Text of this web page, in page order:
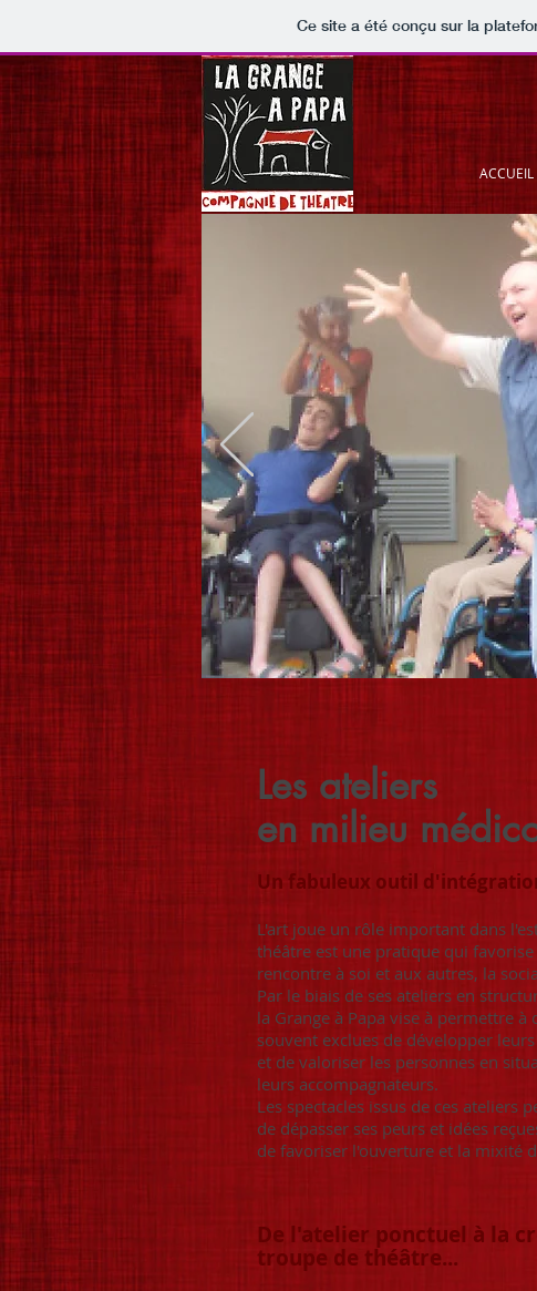
Ce site a été conçu sur la
ACCUEIL
Les ateliers
en milieu
Un fabuleux outil
L'art joue un rôle important dans
théâtre est une pratique qui
rencontre à soi et aux autres, la
Par le biais de ses ateliers en
la Grange à Papa vise à permettre à
souvent exclues de développer
et de valoriser les personnes en
leurs accompagnateurs.
Les spectacles issus de ces ateliers
de dépasser ses peurs et idées
de favoriser l'ouverture et la mixité
De l'atelier ponctuel à la
troupe de théâtre...